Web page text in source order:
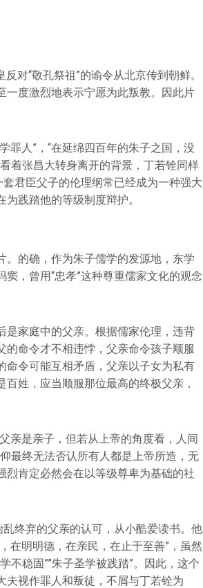
对“敬孔祭祖”的谕令从北京传到朝鲜。
一度激烈地表示宁愿为此叛教。因此片
罪人”，“在延绵四百年的朱子之国，没
着张昌大转身离开的背景，丁若铨同样
君臣父子的伦理纲常已经成为一种强大
践踏他的等级制度辩护。
的确，作为朱子儒学的发源地，东学
，曾用“忠孝”这种尊重儒家文化的观念
是家庭中的父亲。根据儒家伦理，违背
命令才不相违悖，父亲命令孩子顺服
命令可能互相矛盾，父亲以子女为私有
姓，应当顺服那位最高的终极父亲，
亲是亲子，但若从上帝的角度看，人间
最终无法否认所有人都是上帝所造，无
肯定必然会在以等级尊卑为基础的社
终弃的父亲的认可，从小酷爱读书。他
在明明德，在亲民，在止于至善”，虽然
不稳固””朱子圣学被践踏”。因此，这个
夫视作罪人和叛徒，不屑与丁若铨为